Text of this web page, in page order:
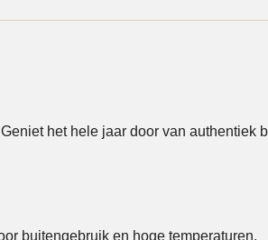
het hele jaar door van authentiek
buitengebruik en hoge temperaturen.